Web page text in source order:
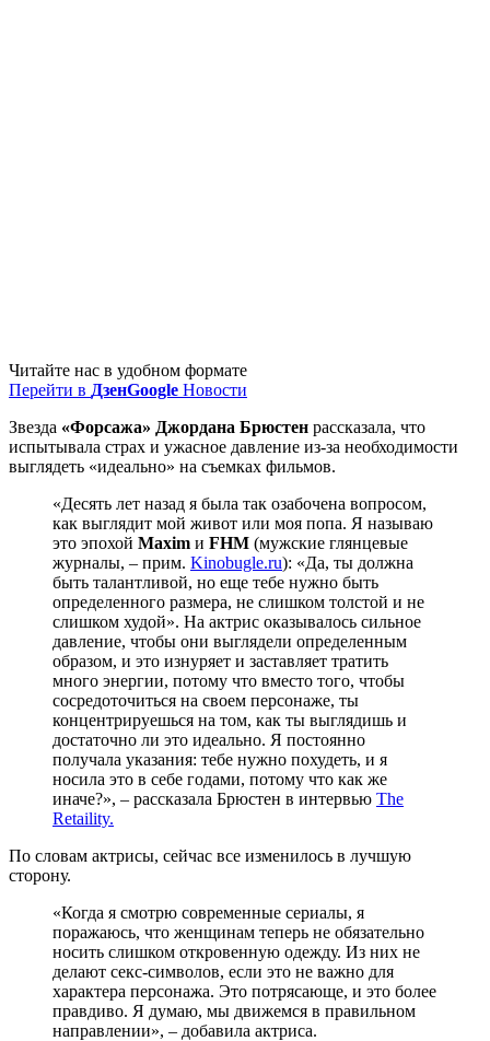
Читайте нас в удобном формате
Перейти в ДзенGoogle Новости
Звезда «Форсажа» Джордана Брюстен рассказала, что
испытывала страх и ужасное давление из-за необходимости
выглядеть «идеально» на съемках фильмов.
«Десять лет назад я была так озабочена вопросом,
как выглядит мой живот или моя попа. Я называю
это эпохой Maxim и FHM (мужские глянцевые
журналы, – прим. Kinobugle.ru): «Да, ты должна
быть талантливой, но еще тебе нужно быть
определенного размера, не слишком толстой и не
слишком худой». На актрис оказывалось сильное
давление, чтобы они выглядели определенным
образом, и это изнуряет и заставляет тратить
много энергии, потому что вместо того, чтобы
сосредоточиться на своем персонаже, ты
концентрируешься на том, как ты выглядишь и
достаточно ли это идеально. Я постоянно
получала указания: тебе нужно похудеть, и я
носила это в себе годами, потому что как же
иначе?», – рассказала Брюстен в интервью The
Retaility.
По словам актрисы, сейчас все изменилось в лучшую
сторону.
«Когда я смотрю современные сериалы, я
поражаюсь, что женщинам теперь не обязательно
носить слишком откровенную одежду. Из них не
делают секс-символов, если это не важно для
характера персонажа. Это потрясающе, и это более
правдиво. Я думаю, мы движемся в правильном
направлении», – добавила актриса.